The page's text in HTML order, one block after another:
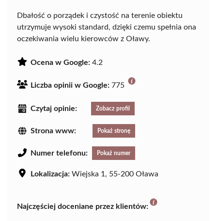
Dbałość o porządek i czystość na terenie obiektu
utrzymuje wysoki standard, dzięki czemu spełnia ona
oczekiwania wielu kierowców z Oławy.
Ocena w Google: 4.2
Liczba opinii w Google: 775
Czytaj opinie: Zobacz profil
Strona www: Pokaż stronę
Numer telefonu: Pokaż numer
Lokalizacja: Wiejska 1, 55-200 Oława
Najczęściej doceniane przez klientów: